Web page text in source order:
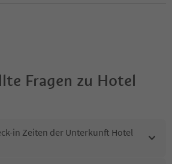
Fragen zu Hotel
in Zeiten der Unterkunft Hotel